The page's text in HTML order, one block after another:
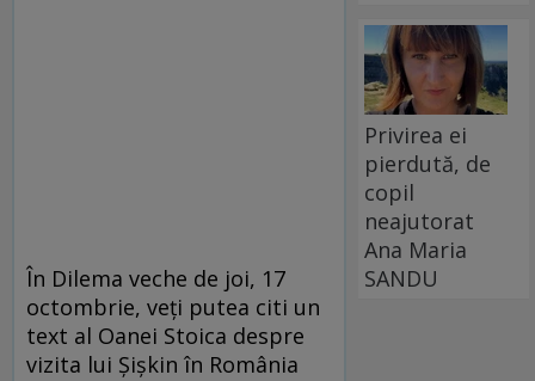
În Dilema veche de joi, 17
octombrie, veţi putea citi un
text al Oanei Stoica despre
vizita lui Şişkin în România
Privirea ei
pierdută, de
copil
neajutorat
Ana Maria
SANDU